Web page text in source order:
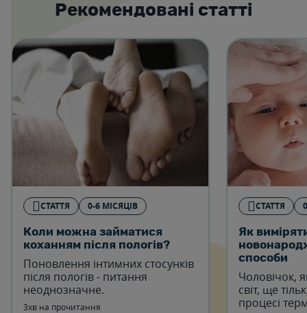
Рекомендовані статті
СТАТТЯ 0-6 МІСЯЦІВ
Коли можна займатися
коханням після пологів?
Поновлення інтимних стосунків
після пологів - питання
неоднозначне.
3хв на прочитання
СТАТТЯ
Як
способи
Чоловічок,
світ, ще
процесі